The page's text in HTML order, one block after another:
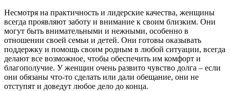
Несмотря на практичность и лидерские качества, женщины
всегда проявляют заботу и внимание к своим близким. Они
могут быть внимательными и нежными, особенно в
отношении своей семьи и детей. Они готовы оказывать
поддержку и помощь своим родным в любой ситуации, всегда
делают все возможное, чтобы обеспечить им комфорт и
благополучие. У женщин очень развито чувство долга – если
они обязаны что-то сделать или дали обещание, они не
отступят и доведут любое дело до конца.